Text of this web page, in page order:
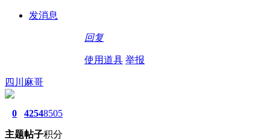
发消息
回复
使用道具 举报
四川麻哥
0
主题
4254
帖子
8505
积分